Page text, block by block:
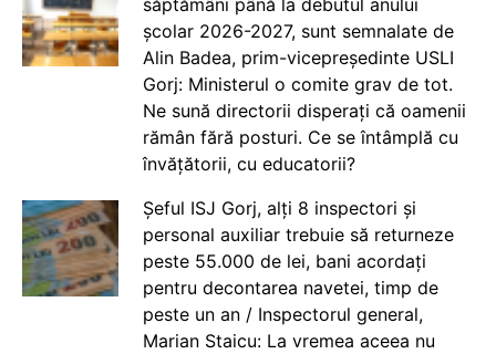
săptămâni până la debutul anului
școlar 2026-2027, sunt semnalate de
Alin Badea, prim-vicepreședinte USLI
Gorj: Ministerul o comite grav de tot.
Ne sună directorii disperați că oamenii
rămân fără posturi. Ce se întâmplă cu
învățătorii, cu educatorii?
Șeful ISJ Gorj, alți 8 inspectori și
personal auxiliar trebuie să returneze
peste 55.000 de lei, bani acordați
pentru decontarea navetei, timp de
peste un an / Inspectorul general,
Marian Staicu: La vremea aceea nu